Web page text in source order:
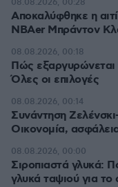
Αποκαλύφθηκε η
NBAer Μπράντον
08.08.2026, 00:28
Πώς εξαργυρώνεται
Όλες οι επιλογές
08.08.2026, 00:18
Συνάντηση
Οικονομία,
08.08.2026, 00:14
Σιροπιαστά γλυκά:
γλυκά ταψιού για το
08.08.2026, 00:00